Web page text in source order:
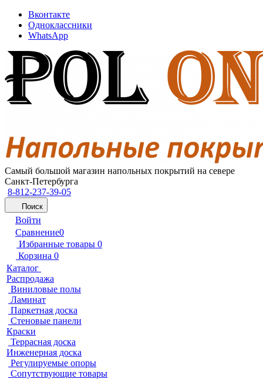
Вконтакте
Одноклассники
WhatsApp
Самый большой магазин напольных покрытий на севере
Санкт-Петербурга
8-812-237-39-05
Поиск
Войти
Сравнение0
Избранные товары 0
Корзина 0
Каталог
Распродажа
Виниловые полы
Ламинат
Паркетная доска
Стеновые панели
Краски
Террасная доска
Инженерная доска
Регулируемые опоры
Сопутствующие товары